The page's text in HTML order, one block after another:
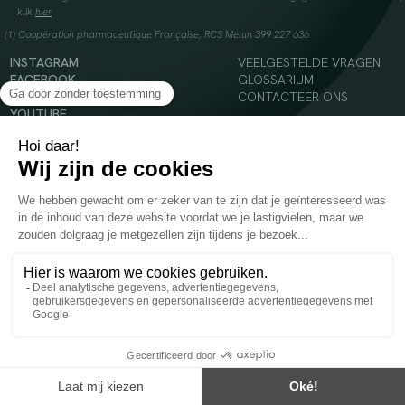
klik hier
(1) Coopération pharmaceutique Française, RCS Melun 399 227 636
INSTAGRAM
FACEBOOK
TIKTOK
YOUTUBE
VEELGESTELDE VRAGEN
GLOSSARIUM
CONTACTEER ONS
Voedingssupplement dat moet worden geconsumeerd als onderdeel van een gevarieerde,
evenwichtige voeding en een gezonde levensstijl. Aanbevolen dagelijkse dosis niet
overschrijden. Enkel voor volwassenen, buiten het bereik van kinderen houden.